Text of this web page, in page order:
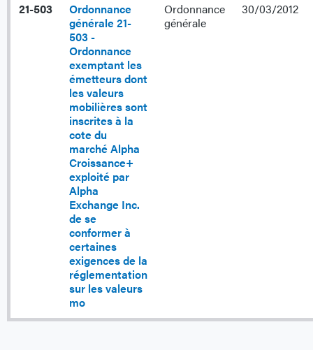
21-503
Ordonnance
générale 21-
503 -
Ordonnance
exemptant les
émetteurs dont
les valeurs
mobilières sont
inscrites à la
cote du
marché Alpha
Croissance+
exploité par
Alpha
Exchange Inc.
de se
conformer à
certaines
exigences de la
réglementation
sur les valeurs
mo
Ordonnance
générale
30/03/2012